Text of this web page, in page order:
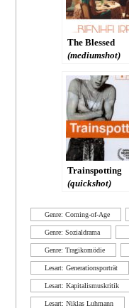
The Blessed
(mediumshot)
Trainspotting
(quickshot)
Genre: Coming-of-Age
Genre: Sozialdrama
Genre: Tragikomödie
Lesart: Generationsporträt
Lesart: Kapitalismuskritik
Lesart: Niklas Luhmann